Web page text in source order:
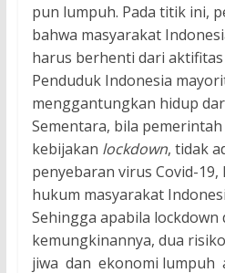
pun lumpuh. Pada titik ini,
bahwa masyarakat
harus berhenti dari
Penduduk Indonesia
menggantungkan hidup
Sementara, bila
kebijakan lockdown, tidak
penyebaran virus Covid-
hukum masyarakat
Sehingga apabila lockdown
kemungkinannya, dua
jiwa dan ekonomi lumpuh